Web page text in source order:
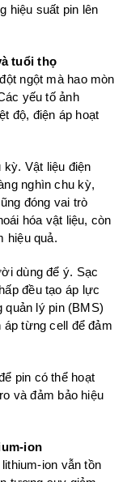
hiệu suất pin lên
tuổi thọ
ngột mà hao mòn
yếu tố ảnh
độ, điện áp hoạt
Vật liệu điện
nghìn chu kỳ,
đóng vai trò
hóa vật liệu, còn
hiệu quả.
dùng để ý. Sạc
đều tạo áp lực
quản lý pin (BMS)
áp từng cell để đảm
pin có thể hoạt
và đảm bảo hiệu
ion
ion vẫn tồn